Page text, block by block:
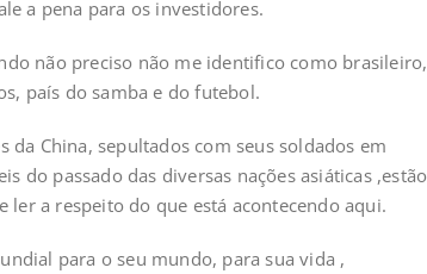
a pena para os investidores.
não preciso não me identifico como brasileiro,
país do samba e do futebol.
China, sepultados com seus soldados em
do passado das diversas nações asiáticas ,estão
a respeito do que está acontecendo aqui.
para o seu mundo, para sua vida ,